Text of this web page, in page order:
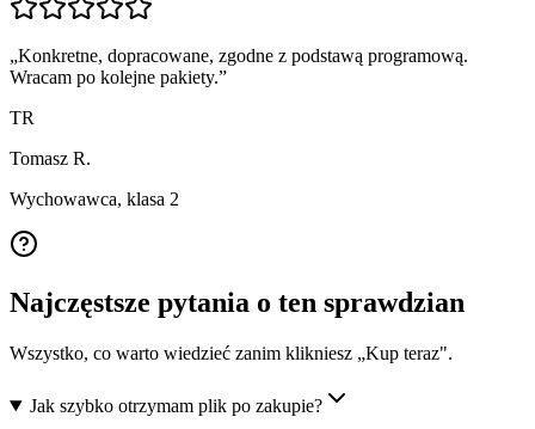
„Konkretne, dopracowane, zgodne z podstawą programową.
Wracam po kolejne pakiety.”
TR
Tomasz R.
Wychowawca, klasa 2
Najczęstsze pytania o ten sprawdzian
Wszystko, co warto wiedzieć zanim klikniesz „Kup teraz".
Jak szybko otrzymam plik po zakupie?